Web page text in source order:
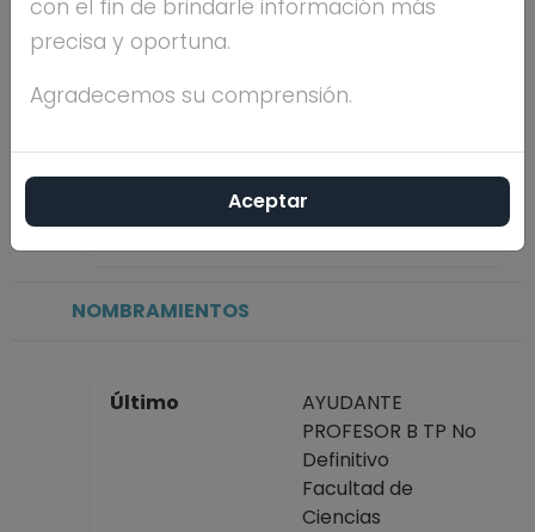
Máximo nivel de
Antigüedad
académica en la
2 años
NOMBRAMIENTOS
Último
AYUDANTE
PROFESOR B TP No
Definitivo
Facultad de
Ciencias
con el fin de brindarle información más
precisa y oportuna.
Agradecemos su comprensión.
Aceptar